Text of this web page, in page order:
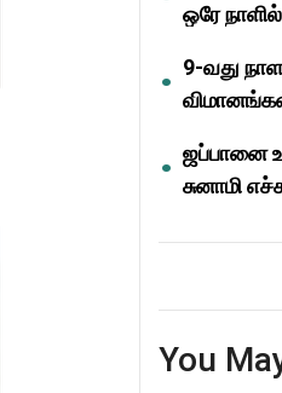
ஒரே
9-வது
ஜப்பானை
சுனாமி
You